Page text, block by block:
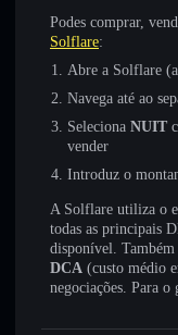
Podes comprar,
Solflare:
Abre a Solflare
Navega até ao
Seleciona NUIT
vender
Introduz o
A Solflare utiliza o
todas as principais
disponível.
DCA (custo médio
negociações. Para